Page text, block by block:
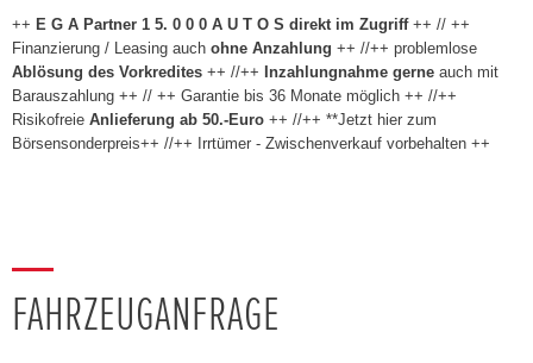
++ E G A Partner 1 5. 0 0 0 A U T O S direkt im Zugriff++ // ++
Finanzierung / Leasing auch ohne Anzahlung ++ //++ problemlose
Ablösung des Vorkredites ++ //++ Inzahlungnahme gerne auch mit
Barauszahlung ++ // ++ Garantie bis 36 Monate möglich ++ //++
Risikofreie Anlieferung ab 50.-Euro ++ //++ **Jetzt hier zum
Börsensonderpreis++ //++ Irrtümer - Zwischenverkauf vorbehalten ++
FAHRZEUGANFRAGE